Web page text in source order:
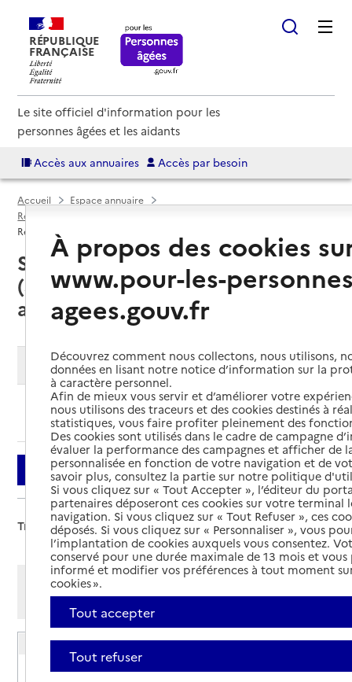
RÉPUBLIQUE
FRANÇAISE
Le site officiel d'information pour les
personnes âgées et les aidants
Accès aux annuaires Accès par besoin
Accueil
Espace annuaire
Résidences autonomie par département
Résidence autonomie
Saint-Georges-d'Espéranche
(38790) : liste des résidences
autonomie
Modifier ma recherche
Ajouter cette recherche aux favoris
Filtrer
Trier par :
Afficher les résultats par:
Résidence autonomie Les Pervenches
Adresse
À propos des cookies
www.pour-les-
agees.gouv.fr
Découvrez comment nous collectons, nous utilisons,
données en lisant notre notice d’information sur la
à caractère personnel.
Afin de mieux vous servir et d’améliorer votre
nous utilisons des traceurs et des cookies destinés à
statistiques, vous faire profiter pleinement des
Des cookies sont utilisés dans le cadre de campagne
évaluer la performance des campagnes et afficher de
personnalisée en fonction de votre navigation et de
savoir plus, consultez la partie sur notre politique
Si vous cliquez sur « Tout Accepter », l’éditeur du
partenaires déposeront ces cookies sur votre terminal
navigation. Si vous cliquez sur « Tout Refuser », ces
déposés. Si vous cliquez sur « Personnaliser », vous
l’implantation de cookies auxquels vous consentez.
conservé pour une durée maximale de 13 mois et
informé et modifier vos préférences à tout moment
cookies ».
Tout accepter
Tout refuser